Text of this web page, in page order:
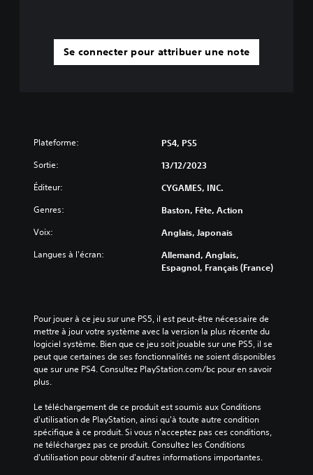
Se connecter pour attribuer une note
Plateforme: PS4, PS5
Sortie: 13/12/2023
Éditeur: CYGAMES, INC.
Genres: Baston, Fête, Action
Voix: Anglais, Japonais
Langues à l'écran:
Allemand, Anglais,
Espagnol, Français (France)
Pour jouer à ce jeu sur une PS5, il est peut-être nécessaire de
mettre à jour votre système avec la version la plus récente du
logiciel système. Bien que ce jeu soit jouable sur une PS5, il se
peut que certaines de ses fonctionnalités ne soient disponibles
que sur une PS4. Consultez PlayStation.com/bc pour en savoir
plus.
Le téléchargement de ce produit est soumis aux Conditions
d'utilisation de PlayStation, ainsi qu'à toute autre condition
spécifique à ce produit. Si vous n'acceptez pas ces conditions,
ne téléchargez pas ce produit. Consultez les Conditions
d'utilisation pour obtenir d'autres informations importantes.